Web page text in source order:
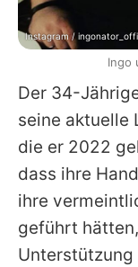
Der 34-
seine aktuelle
die er 2022
dass ihre
ihre
geführt
Unterstützung
Instagram /
Ingo